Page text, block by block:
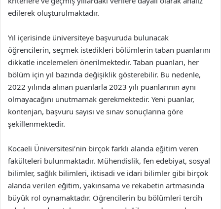
edilerek oluşturulmaktadır.
Yıl içerisinde üniversiteye başvuruda bulunacak
öğrencilerin, seçmek istedikleri bölümlerin taban puanlarını
dikkatle incelemeleri önerilmektedir. Taban puanları, her
bölüm için yıl bazında değişiklik gösterebilir. Bu nedenle,
2022 yılında alınan puanlarla 2023 yılı puanlarının aynı
olmayacağını unutmamak gerekmektedir. Yeni puanlar,
kontenjan, başvuru sayısı ve sınav sonuçlarına göre
şekillenmektedir.
Kocaeli Üniversitesi’nin birçok farklı alanda eğitim veren
fakülteleri bulunmaktadır. Mühendislik, fen edebiyat, sosyal
bilimler, sağlık bilimleri, iktisadi ve idari bilimler gibi birçok
alanda verilen eğitim, yakınsama ve rekabetin artmasında
büyük rol oynamaktadır. Öğrencilerin bu bölümleri tercih